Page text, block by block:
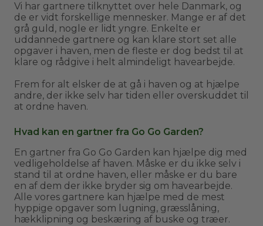
Vi har gartnere tilknyttet over hele Danmark, og
de er vidt forskellige mennesker. Mange er af det
grå guld, nogle er lidt yngre. Enkelte er
uddannede gartnere og kan klare stort set alle
opgaver i haven, men de fleste er dog bedst til at
klare og rådgive i helt almindeligt havearbejde.
Frem for alt elsker de at gå i haven og at hjælpe
andre, der ikke selv har tiden eller overskuddet til
at ordne haven.
Hvad kan en gartner fra Go Go Garden?
En gartner fra Go Go Garden kan hjælpe dig med
vedligeholdelse af haven. Måske er du ikke selv i
stand til at ordne haven, eller måske er du bare
en af dem der ikke bryder sig om havearbejde.
Alle vores gartnere kan hjælpe med de mest
hyppige opgaver som lugning, græsslåning,
hækklipning og beskæring af buske og træer.